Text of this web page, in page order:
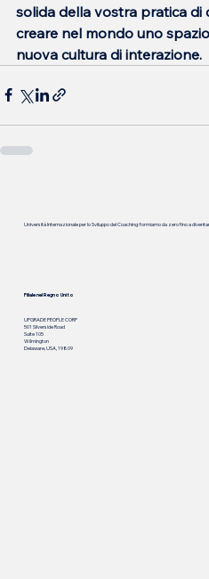
solida della vostra pratica di
creare nel mondo uno
nuova cultura di interazione.
Università Internazionale per lo Sviluppo del Coaching: formiamo da zero fino a
Filiale nel Regno Unito
UPGRADE PEOPLE CORP
501 Silverside Road
Suite 105
Wilmington
Delaware, USA, 19809